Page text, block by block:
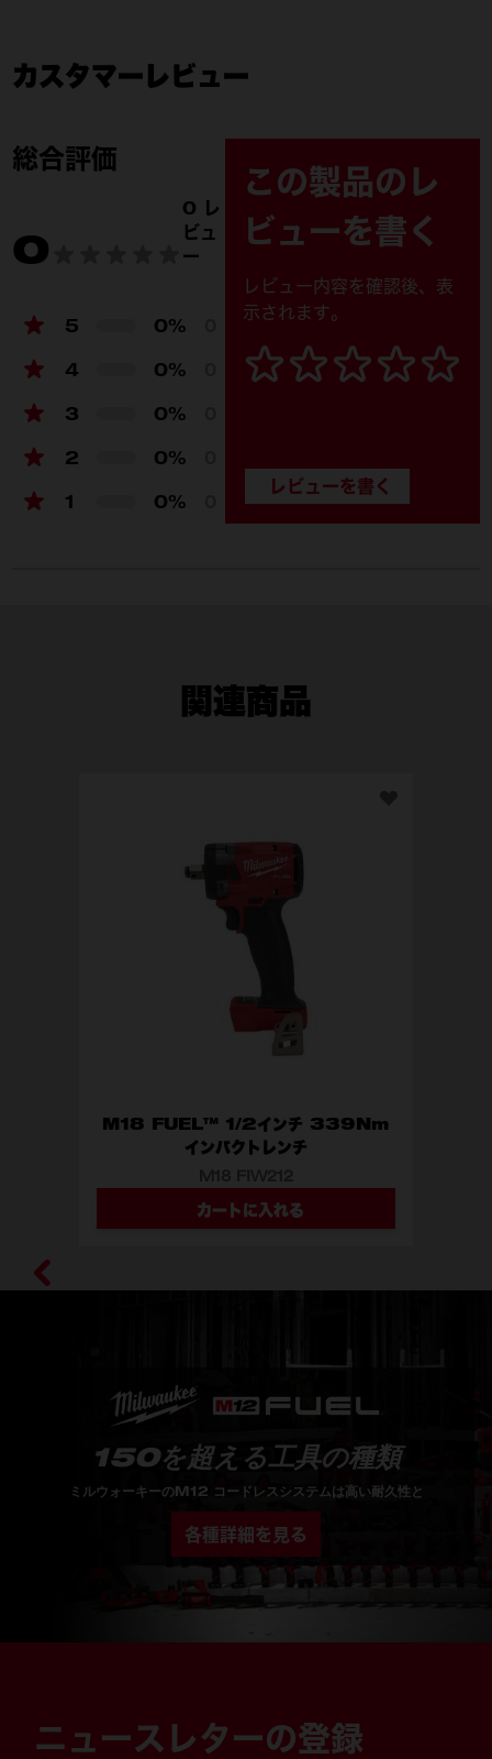
付属品
M12 HSFSM-0 APJ
(1)
チェーンノッカー 32–
40 mm (1)
チェーンノッカー 50
mm​ (1)
Pトラップアーム 32
mm (1)
M12
450 ～ 1850
10.5
9.5
質量 (バッテリー非装着
9.5
カスタマーレビュー
総合評価
0
0 レ
ビュ
ー
5 0%
4 0%
3 0%
2 0%
1 0%
この製品のレ
ビューを書く
レビュー内容を確認後、表
示されます。
関連商品
M18 FUEL™ 1/2インチ 339Nm
インパクトレンチ
M18 FIW212-0X0 JP
M18 FIW212-502X JP
カートに入れる
150を超える工具の種類
ミルウォーキーのM12 コードレスシステムは高い耐久性と
各種詳細を見る
ニュースレターの登録